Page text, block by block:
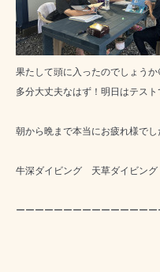
果たして頭に入ったのでしょうか
多分大丈夫なはず！明日はテスト
朝から晩まで本当にお疲れ様で
牛深ダイビング 天草ダイビン
ーーーーーーーーーーーーーー